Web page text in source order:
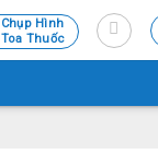
Chụp Hình
Toa Thuốc